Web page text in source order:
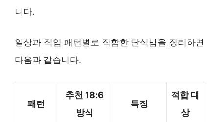
니다.
일상과 직업 패턴별로 적합한 단식법을 정리하면
다음과 같습니다.
패턴
추천 18:6
방식
특징
적합 대
상